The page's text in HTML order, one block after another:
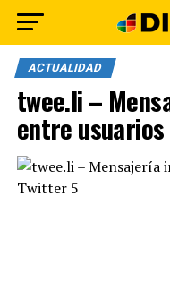
ACTUALIDAD
twee.li –
entre